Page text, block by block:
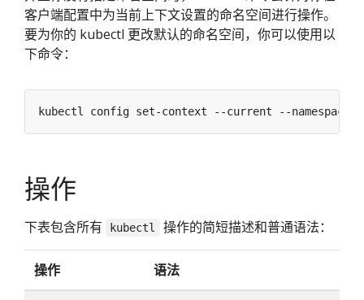
客户端配置中为当前上下文设置的命名空间进行操作。
要为你的 kubectl 更改默认的命名空间，你可以使用以
下命令：
kubectl config set-context --current --namespace
操作
下表包含所有 kubectl 操作的简短描述和普通语法：
操作 语法